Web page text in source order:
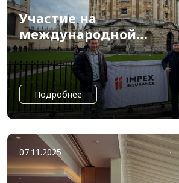
Участие на
международной
программе MBF
Academy
Подробнее
07.11.2025